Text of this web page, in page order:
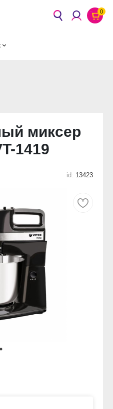
0
миксер
1419
id: 13423